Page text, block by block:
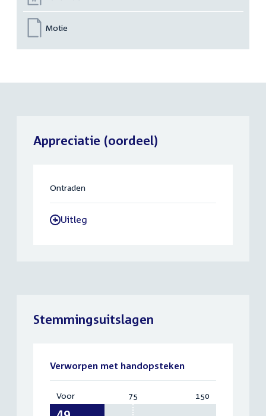
Motie
Appreciatie (oordeel)
Ontraden
-Uitleg
Stemmingsuitslagen
Verworpen met handopsteken
Voor:
75 150